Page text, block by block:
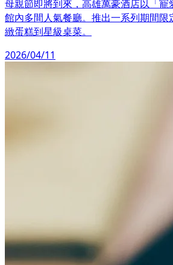
母親節即將到來，高雄萬豪酒店以「
館內多間人氣餐廳。推出一系列期間
緻蛋糕到星級桌菜。
2026/04/11